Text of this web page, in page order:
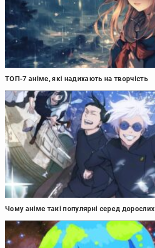
ТОП-7 аніме, які надихають на творчість
Чому аніме такі популярні серед дорослих